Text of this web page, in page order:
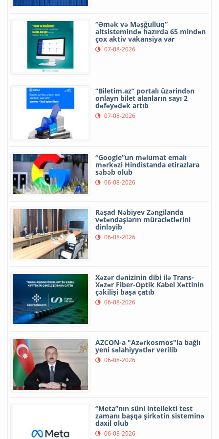
“Əmək və Məşğulluq”
altsistemində hazırda 65 mindən
çox aktiv vakansiya var
07-08-2026
“Biletim.az” portalı üzərindən
onlayn bilet alanların sayı 2
dəfəyədək artıb
07-08-2026
“Google”un məlumat emalı
mərkəzi Hindistanda etirazlara
səbəb olub
06-08-2026
Rəşad Nəbiyev Zəngilanda
vətəndaşların müraciətlərini
dinləyib
06-08-2026
Xəzər dənizinin dibi ilə Trans-
Xəzər Fiber-Optik Kabel Xəttinin
çəkilişi başa çatıb
06-08-2026
AZCON-a "Azərkosmos"la bağlı
yeni səlahiyyətlər verilib
06-08-2026
“Meta”nın süni intellekti test
zamanı başqa şirkətin sisteminə
daxil olub
06-08-2026